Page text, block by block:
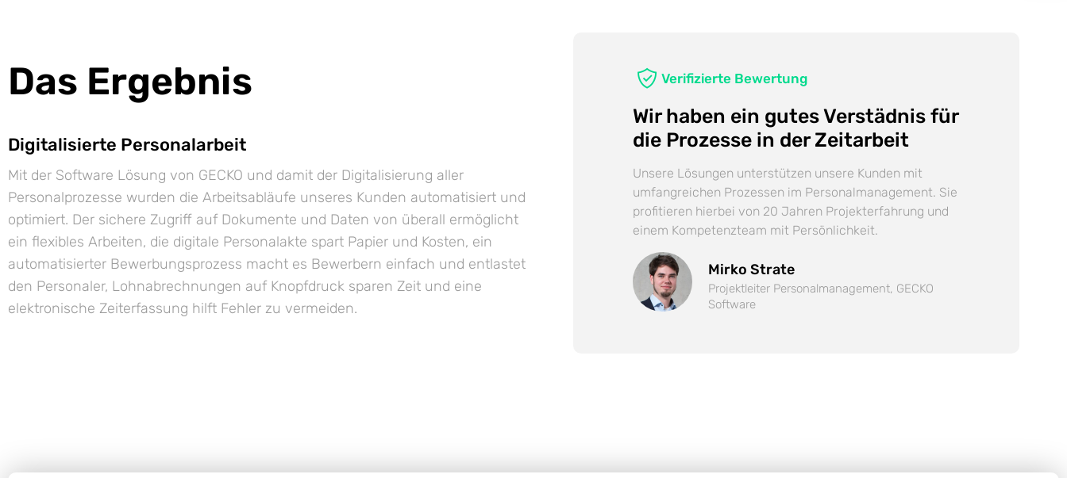
Das Ergebnis
Digitalisierte Personalarbeit
Mit der Software Lösung von GECKO und damit der Digitalisierung aller
Personalprozesse wurden die Arbeitsabläufe unseres Kunden automatisiert und
optimiert. Der sichere Zugriff auf Dokumente und Daten von überall ermöglicht
ein flexibles Arbeiten, die digitale Personalakte spart Papier und Kosten, ein
automatisierter Bewerbungsprozess macht es Bewerbern einfach und entlastet
den Personaler, Lohnabrechnungen auf Knopfdruck sparen Zeit und eine
elektronische Zeiterfassung hilft Fehler zu vermeiden.
Verifizierte Bewertung
Wir haben ein gutes Verstädnis für
die Prozesse in der Zeitarbeit
Unsere Lösungen unterstützen unsere Kunden mit
umfangreichen Prozessen im Personal­management. Sie
profitieren hierbei von 20 Jahren Projekt­erfahrung und
einem Kompetenz­team mit Persönlichkeit.
Mirko Strate
Projektleiter Personalmanagement, GECKO
Software